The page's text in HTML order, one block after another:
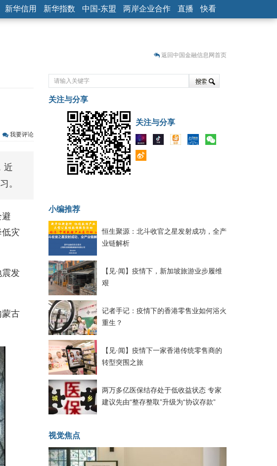
新华信用 新华指数 中国-东盟 两岸企业合作 直播 快看
之旅
）
跷板” 结构性失衡藏
行
弱
）
返回中国金融信息网首页
我要评论
近
。
灾
震发
蒙古
关注与分享
关注与分享
小编推荐
恒生聚源：北斗收官之星发射成功，全产
业链解析
【见·闻】疫情下，新加坡旅游业步履维
艰
记者手记：疫情下的香港零售业如何浴火
重生？
【见·闻】疫情下一家香港传统零售商的
转型突围之旅
两万多亿医保结存处于低收益状态 专家
建议先由“整存整取”升级为“协议存款”
视觉焦点